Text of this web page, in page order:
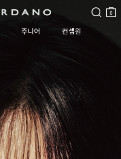
구니
0
주니어 컨셉원